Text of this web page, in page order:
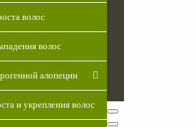
волос
волос
алопеции
и укрепления волос